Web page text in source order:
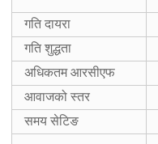
गति दायरा
गति शुद्धता
अधिकतम आरसीएफ
आवाजको स्तर
समय सेटिङ